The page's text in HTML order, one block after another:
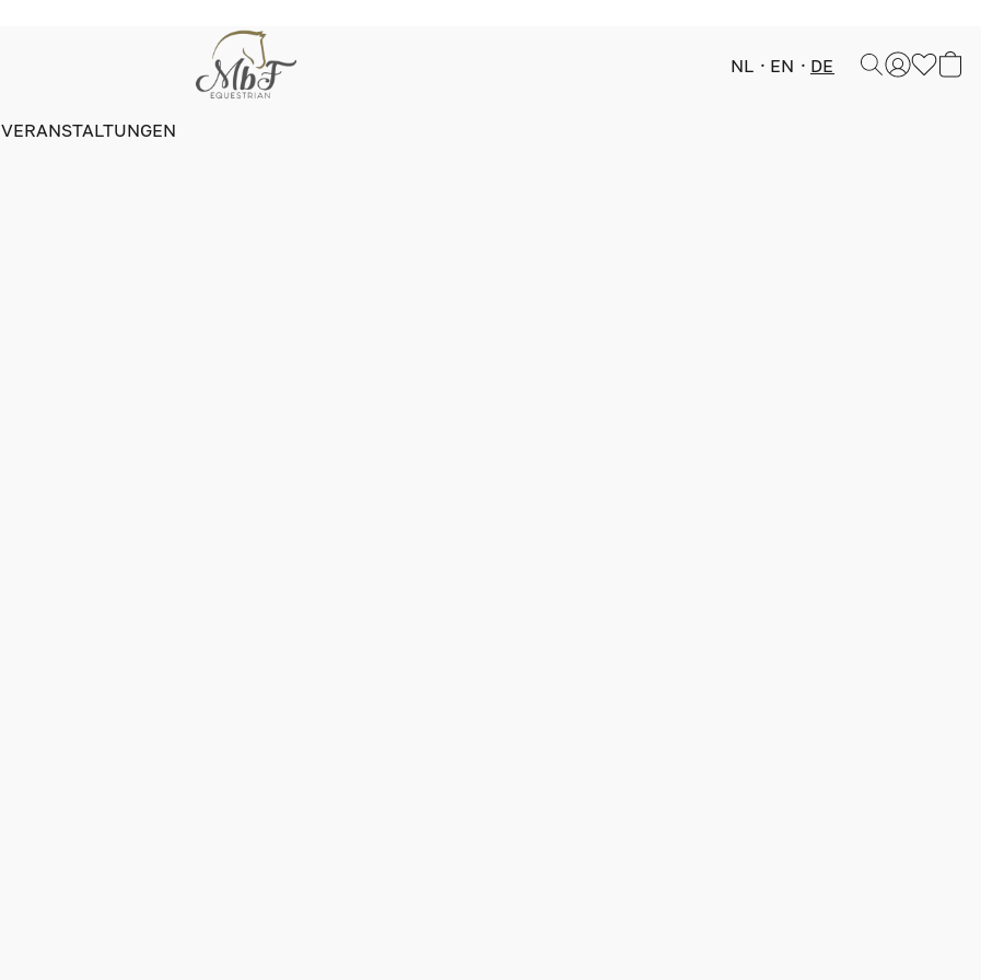
NL EN DE
VERANSTALTUNGEN